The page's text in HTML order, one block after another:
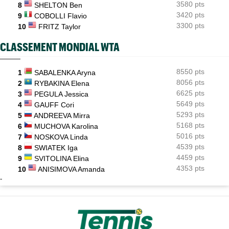
8
SHELTON Ben
3580 pts
9
COBOLLI Flavio
3420 pts
10
FRITZ Taylor 3300 pts
CLASSEMENT MONDIAL WTA
1 SABALENKA Aryna
8550 pts
2
RYBAKINA Elena
8056 pts
3
PEGULA Jessica
6625 pts
4
GAUFF Cori
5649 pts
5
ANDREEVA Mirra
5293 pts
6
MUCHOVA Karolina
5168 pts
7
NOSKOVA Linda
5016 pts
8
SWIATEK Iga
4539 pts
9
SVITOLINA Elina
4459 pts
10
ANISIMOVA Amanda 4353 pts
-